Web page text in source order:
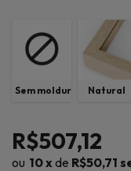
Sem moldura Natural
R$507,12
10x de R$50,71